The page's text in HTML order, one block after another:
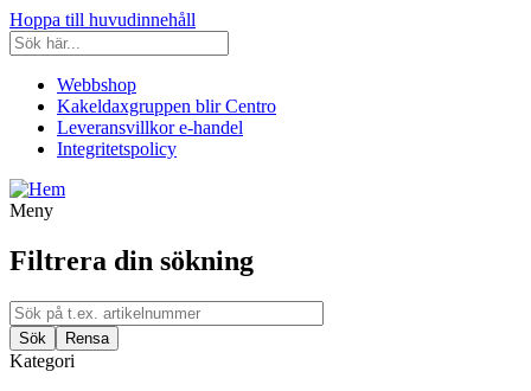
Hoppa till huvudinnehåll
Webbshop
Kakeldaxgruppen blir Centro
Leveransvillkor e-handel
Integritetspolicy
Meny
Filtrera din sökning
Kategori